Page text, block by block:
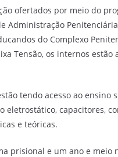
ofertados por meio do
Administração
do Complexo
Tensão, os internos
tendo acesso ao
eletrostático, capacitores,
e teóricas.
prisional e um ano e